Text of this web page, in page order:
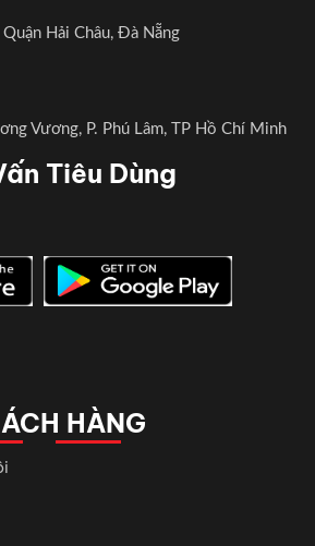
Hải Châu, Đà Nẵng
Vương, P. Phú Lâm, TP Hồ Chí Minh
Tiêu Dùng
HÀNG